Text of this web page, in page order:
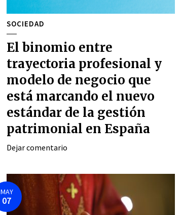
SOCIEDAD
El binomio entre
trayectoria profesional y
modelo de negocio que
está marcando el nuevo
estándar de la gestión
patrimonial en España
Dejar comentario
MAY
07